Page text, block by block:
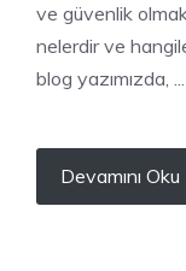
ve güvenlik
nelerdir ve
blog yazımızda, ...
Devamını Oku